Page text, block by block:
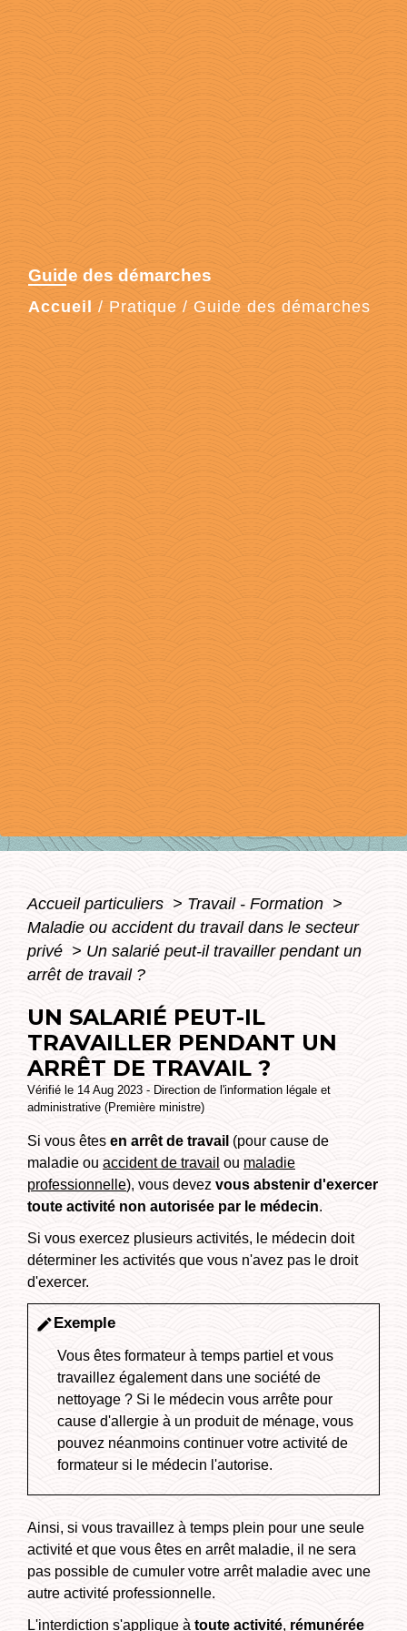
Guide des démarches
Accueil / Pratique / Guide des démarches
Accueil particuliers > Travail - Formation >
Maladie ou accident du travail dans le secteur
privé > Un salarié peut-il travailler pendant un
arrêt de travail ?
UN SALARIÉ PEUT-IL
TRAVAILLER PENDANT UN
ARRÊT DE TRAVAIL ?
Vérifié le 14 Aug 2023 - Direction de l'information légale et
administrative (Première ministre)
Si vous êtes en arrêt de travail (pour cause de
maladie ou accident de travail ou maladie
professionnelle), vous devez vous abstenir d'exercer
toute activité non autorisée par le médecin.
Si vous exercez plusieurs activités, le médecin doit
déterminer les activités que vous n'avez pas le droit
d'exercer.
edit Exemple
Vous êtes formateur à temps partiel et vous
travaillez également dans une société de
nettoyage ? Si le médecin vous arrête pour
cause d'allergie à un produit de ménage, vous
pouvez néanmoins continuer votre activité de
formateur si le médecin l'autorise.
Ainsi, si vous travaillez à temps plein pour une seule
activité et que vous êtes en arrêt maladie, il ne sera
pas possible de cumuler votre arrêt maladie avec une
autre activité professionnelle.
L'interdiction s'applique à toute activité, rémunérée